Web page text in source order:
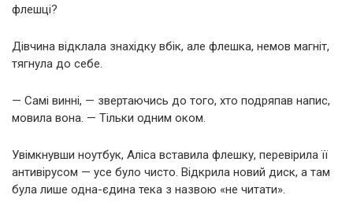
флешці?
Дівчина відклала знахідку вбік, але флешка, немов магніт,
тягнула до себе.
— Самі винні, — звертаючись до того, хто подряпав напис,
мовила вона. — Тільки одним оком.
Увімкнувши ноутбук, Аліса вставила флешку, перевірила її
антивірусом — усе було чисто. Відкрила новий диск, а там
була лише одна-єдина тека з назвою «не читати».